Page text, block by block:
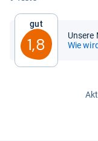
Gut
1,8
Unsere
Wie